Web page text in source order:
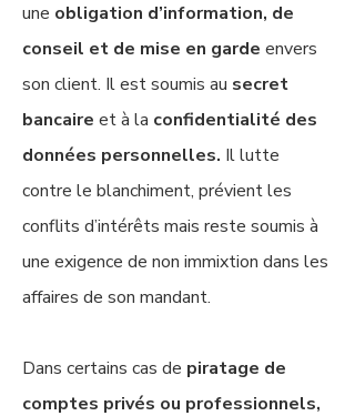
une obligation d’information, de
conseil et de mise en garde envers
son client. Il est soumis au secret
bancaire et à la confidentialité des
données personnelles. Il lutte
contre le blanchiment, prévient les
conflits d’intérêts mais reste soumis à
une exigence de non immixtion dans les
affaires de son mandant.
Dans certains cas de piratage de
comptes privés ou professionnels,